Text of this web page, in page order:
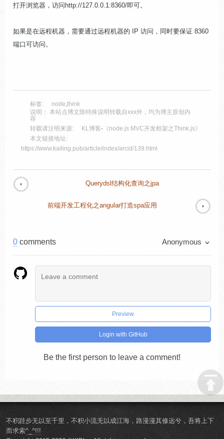
打开浏览器，访问http://127.0.0.1:8360/即可。
如果是在远程机器，需要通过远程机器的 IP 访问，同时要保证 8360
端口可访问。
标签: node,think
说明： 本站点博文除特殊说明转载自xxx外，均为博主原创内
容
转载请注明来源:
KL博客- 《node.js MVC开发框架之Think.js》
本文链接地址:
https://www.kailing.pub/article/index/arcid/139.html
Querydsl结构化查询之jpa
前端开发工程化之angular打造spa应用
0 comments Anonymous
Preview
Login with GitHub
Be the first person to leave a comment!
不积跬步无以至千里，不积小流无以成江海，路漫漫其修远兮，吾将上下
而求索^_^!!!